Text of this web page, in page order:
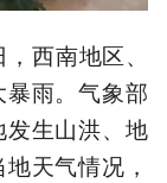
西南地区、
雨。气象部
生山洪、地
天气情况，